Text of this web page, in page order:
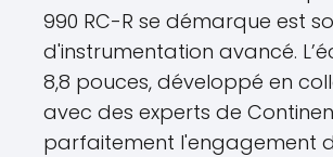
990 RC-R se démarque est
d'instrumentation avancé.
8,8 pouces, développé en
avec des experts de
parfaitement l'engagement